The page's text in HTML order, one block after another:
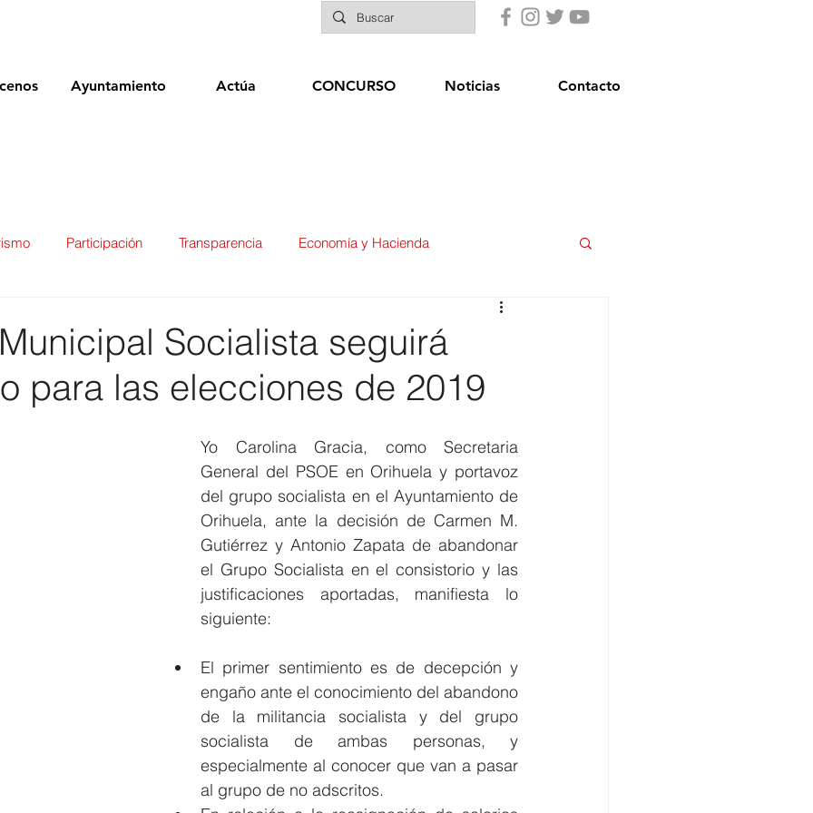
Ayuntamiento Actúa CONCURSO Noticias Contacto
Participación Transparencia Economía y Hacienda
Seguridad Ciudadana
Sanidad Patrimonio POLÍTICA Bienestar Social
Socialista seguirá
para las elecciones de 2019
Yo Carolina Gracia, como Secretaria
General del PSOE en Orihuela y portavoz
del grupo socialista en el Ayuntamiento de
Orihuela, ante la decisión de Carmen M.
Gutiérrez y Antonio Zapata de abandonar
el Grupo Socialista en el consistorio y las
justificaciones aportadas, manifiesta lo
siguiente:
El primer sentimiento es de decepción y
engaño ante el conocimiento del abandono
de la militancia socialista y del grupo
socialista de ambas personas, y
especialmente al conocer que van a pasar
al grupo de no adscritos.